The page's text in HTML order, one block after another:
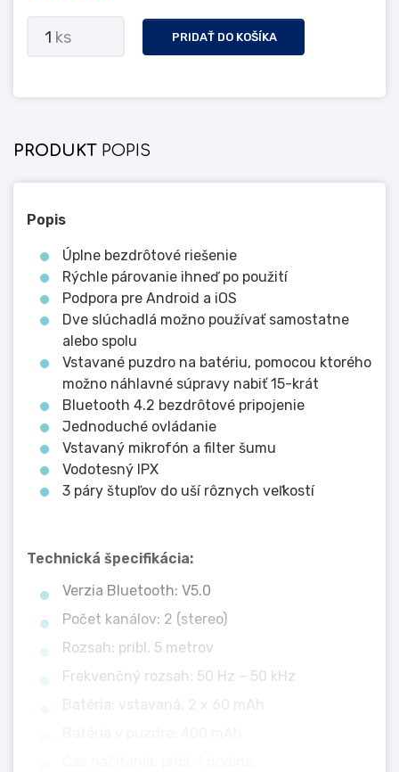
1 ks PRIDAŤ DO KOŠÍKA
PRODUKT POPIS
Popis
Úplne bezdrôtové riešenie
Rýchle párovanie ihneď po použití
Podpora pre Android a iOS
Dve slúchadlá možno používať samostatne
alebo spolu
Vstavané puzdro na batériu, pomocou ktorého
možno náhlavné súpravy nabiť 15-krát
Bluetooth 4.2 bezdrôtové pripojenie
Jednoduché ovládanie
Vstavaný mikrofón a filter šumu
Vodotesný IPX
3 páry štupľov do uší rôznych veľkostí
Technická špecifikácia:
Verzia Bluetooth: V5.0
Počet kanálov: 2 (stereo)
Rozsah: pribl. 5 metrov
Frekvenčný rozsah: 50 Hz – 50 kHz
Batéria: vstavaná, 2 x 60 mAh